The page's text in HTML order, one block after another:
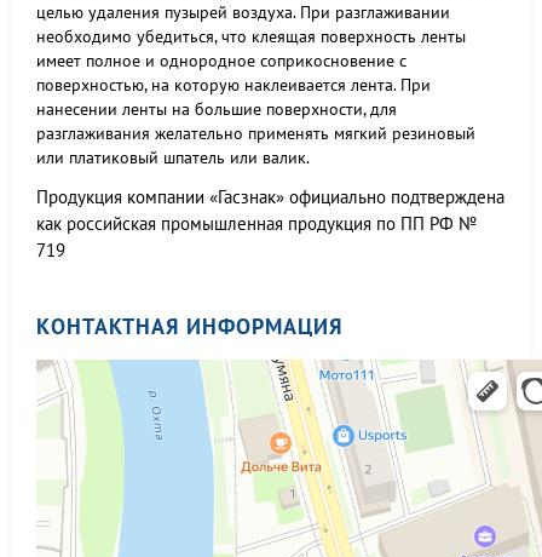
целью удаления пузырей воздуха. При разглаживании
необходимо убедиться, что клеящая поверхность ленты
имеет полное и однородное соприкосновение с
поверхностью, на которую наклеивается лента. При
нанесении ленты на большие поверхности, для
разглаживания желательно применять мягкий резиновый
или платиковый шпатель или валик.
Продукция компании «Гасзнак» официально подтверждена
как российская промышленная продукция по ПП РФ №
719
КОНТАКТНАЯ ИНФОРМАЦИЯ